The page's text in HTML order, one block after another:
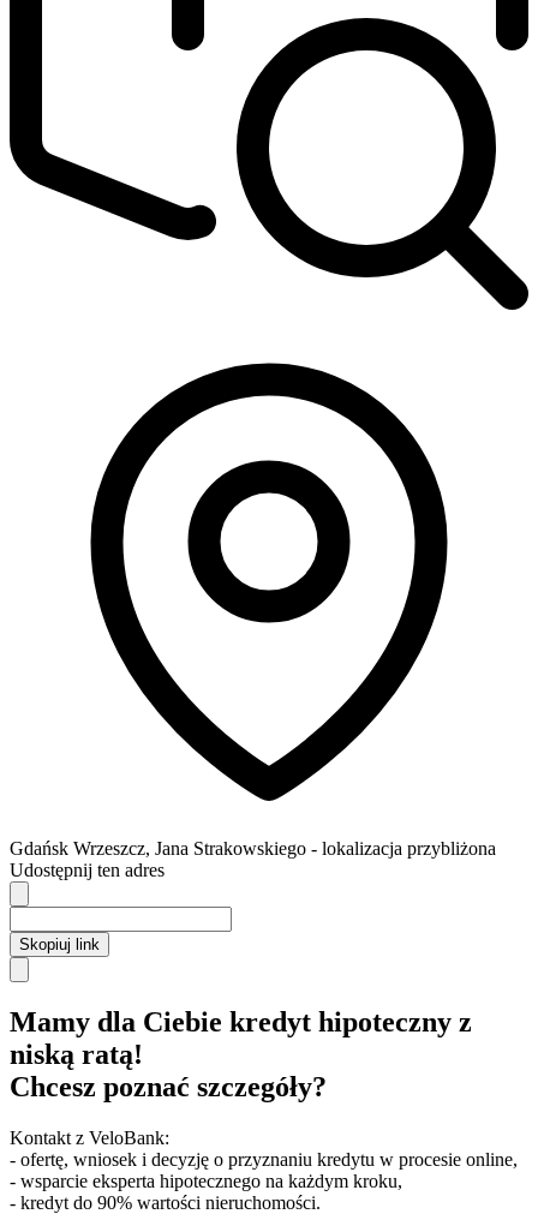
Gdańsk Wrzeszcz, Jana Strakowskiego - lokalizacja przybliżona
Udostępnij ten adres
Skopiuj link
Mamy dla Ciebie kredyt hipoteczny z
niską ratą!
Chcesz poznać szczegóły?
Kontakt z VeloBank:
- ofertę, wniosek i decyzję o przyznaniu kredytu w procesie online,
- wsparcie eksperta hipotecznego na każdym kroku,
- kredyt do 90% wartości nieruchomości.